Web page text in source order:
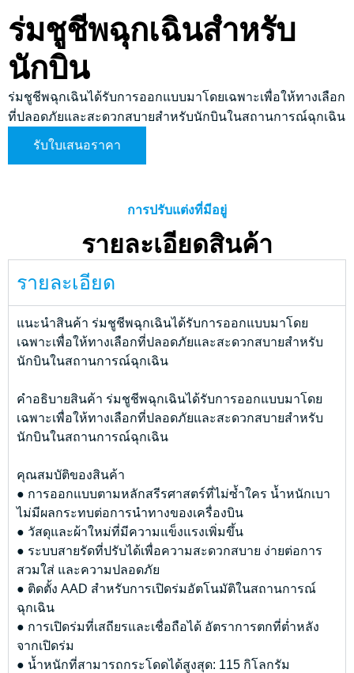
ร่มชูชีพฉุกเฉินสำหรับ
นักบิน
ร่มชูชีพฉุกเฉินได้รับการออกแบบมาโดยเฉพาะเพื่อให้ทางเลือก
ที่ปลอดภัยและสะดวกสบายสำหรับนักบินในสถานการณ์ฉุกเฉิน
รับใบเสนอราคา
การปรับแต่งที่มีอยู่
รายละเอียดสินค้า
รายละเอียด
แนะนำสินค้า ร่มชูชีพฉุกเฉินได้รับการออกแบบมาโดย
เฉพาะเพื่อให้ทางเลือกที่ปลอดภัยและสะดวกสบายสำหรับ
นักบินในสถานการณ์ฉุกเฉิน
คำอธิบายสินค้า ร่มชูชีพฉุกเฉินได้รับการออกแบบมาโดย
เฉพาะเพื่อให้ทางเลือกที่ปลอดภัยและสะดวกสบายสำหรับ
นักบินในสถานการณ์ฉุกเฉิน
คุณสมบัติของสินค้า
● การออกแบบตามหลักสรีรศาสตร์ที่ไม่ซ้ำใคร น้ำหนักเบา
ไม่มีผลกระทบต่อการนำทางของเครื่องบิน
● วัสดุและผ้าใหม่ที่มีความแข็งแรงเพิ่มขึ้น
● ระบบสายรัดที่ปรับได้เพื่อความสะดวกสบาย ง่ายต่อการ
สวมใส่ และความปลอดภัย
● ติดตั้ง AAD สำหรับการเปิดร่มอัตโนมัติในสถานการณ์
ฉุกเฉิน
● การเปิดร่มที่เสถียรและเชื่อถือได้ อัตราการตกที่ต่ำหลัง
จากเปิดร่ม
● น้ำหนักที่สามารถกระโดดได้สูงสุด: 115 กิโลกรัม